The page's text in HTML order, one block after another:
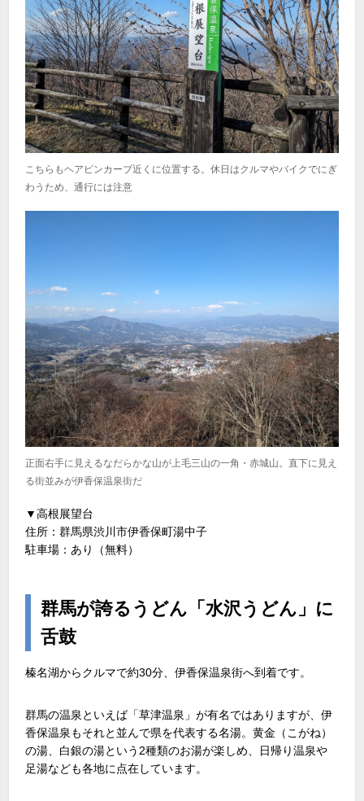
こちらもヘアピンカーブ近くに位置する。休日はクルマやバイクでにぎ
わうため、通行には注意
正面右手に見えるなだらかな山が上毛三山の一角・赤城山。直下に見え
る街並みが伊香保温泉街だ
▼高根展望台
住所：群馬県渋川市伊香保町湯中子
駐車場：あり（無料）
群馬が誇るうどん「水沢うどん」に
舌鼓
榛名湖からクルマで約30分、伊香保温泉街へ到着です。
群馬の温泉といえば「草津温泉」が有名ではありますが、伊
香保温泉もそれと並んで県を代表する名湯。黄金（こがね）
の湯、白銀の湯という2種類のお湯が楽しめ、日帰り温泉や
足湯なども各地に点在しています。